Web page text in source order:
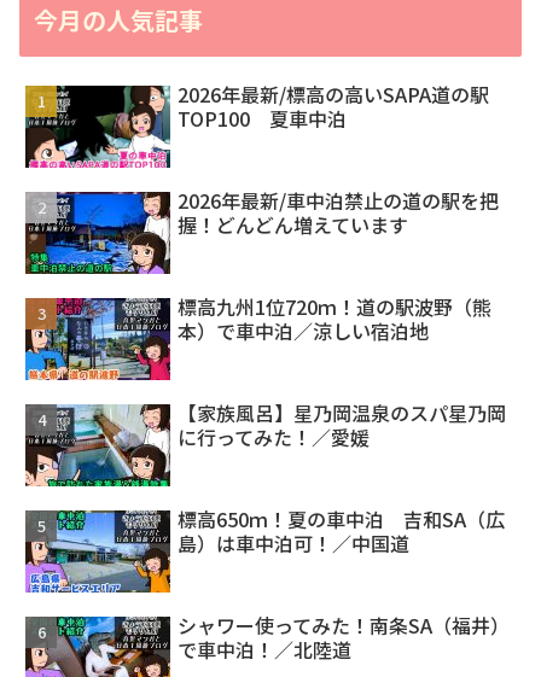
今月の人気記事
2026年最新/標高の高いSAPA道の駅
TOP100 夏車中泊
2026年最新/車中泊禁止の道の駅を把
握！どんどん増えています
標高九州1位720ｍ！道の駅波野（熊
本）で車中泊／涼しい宿泊地
【家族風呂】星乃岡温泉のスパ星乃岡
に行ってみた！／愛媛
標高650ｍ！夏の車中泊 吉和SA（広
島）は車中泊可！／中国道
シャワー使ってみた！南条SA（福井）
で車中泊！／北陸道